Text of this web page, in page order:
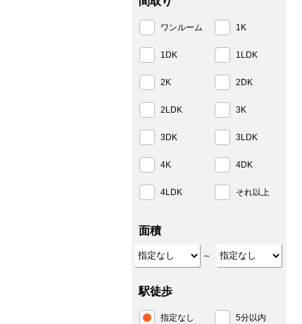
ワンルーム 1K
1DK 1LDK
2K 2DK
2LDK 3K
3DK 3LDK
4K 4DK
4LDK それ以上
面積
～
駅徒歩
指定なし 5分以内